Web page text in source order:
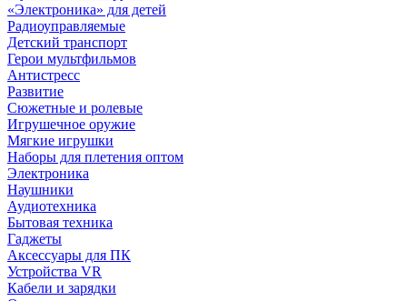
«Электроника» для детей
Радиоуправляемые
Детский транспорт
Герои мультфильмов
Антистресс
Развитие
Сюжетные и ролевые
Игрушечное оружие
Мягкие игрушки
Наборы для плетения оптом
Электроника
Наушники
Аудиотехника
Бытовая техника
Гаджеты
Аксессуары для ПК
Устройства VR
Кабели и зарядки